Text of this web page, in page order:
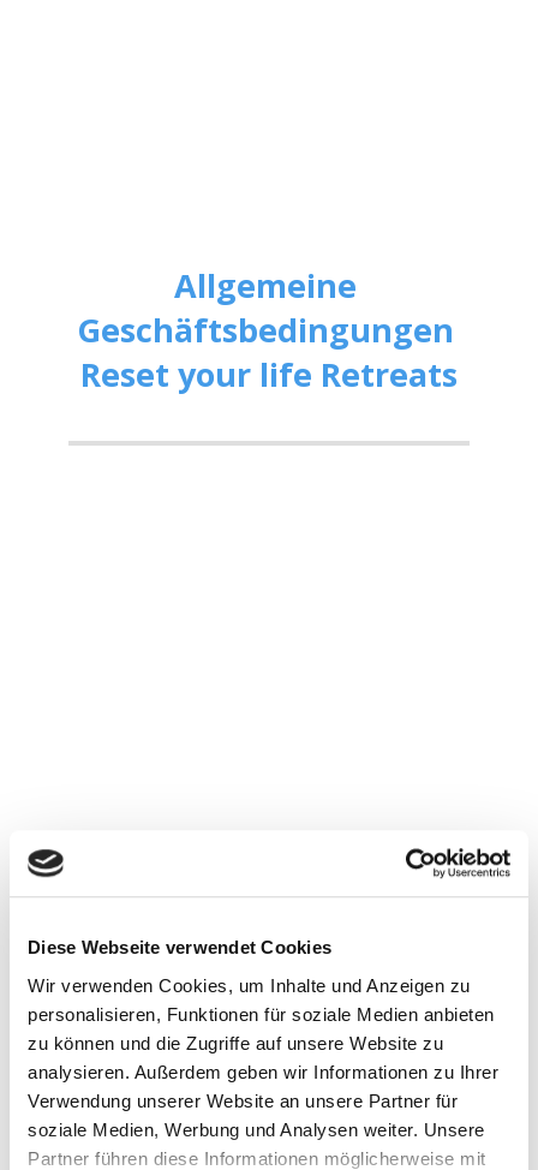
Diese Webseite verwendet Cookies
Wir verwenden Cookies, um Inhalte und Anzeigen zu
personalisieren, Funktionen für soziale Medien anbieten
zu können und die Zugriffe auf unsere Website zu
analysieren. Außerdem geben wir Informationen zu Ihrer
Verwendung unserer Website an unsere Partner für
soziale Medien, Werbung und Analysen weiter. Unsere
Partner führen diese Informationen möglicherweise mit
Allgemeine
Geschäftsbedingungen
Reset your life Retreats